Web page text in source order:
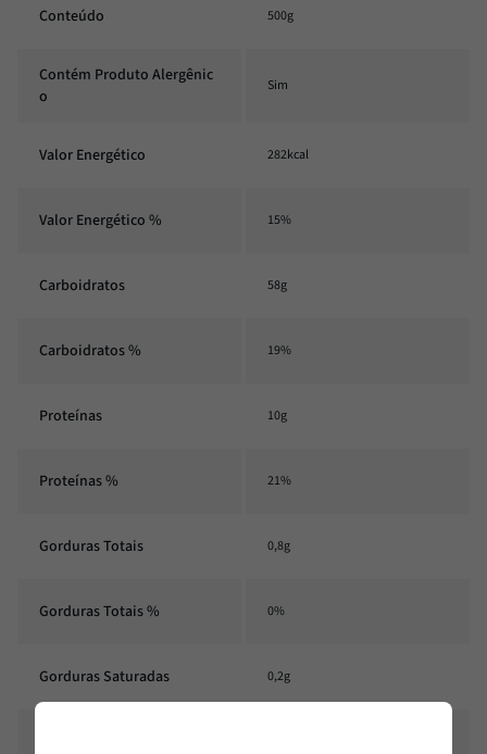
Conteúdo 500g
Contém Produto Alergênic
o
Sim
Valor Energético 282kcal
Valor Energético % 15%
Carboidratos 58g
Carboidratos % 19%
Proteínas 10g
Proteínas % 21%
Gorduras Totais 0,8g
Gorduras Totais % 0%
Gorduras Saturadas 0,2g